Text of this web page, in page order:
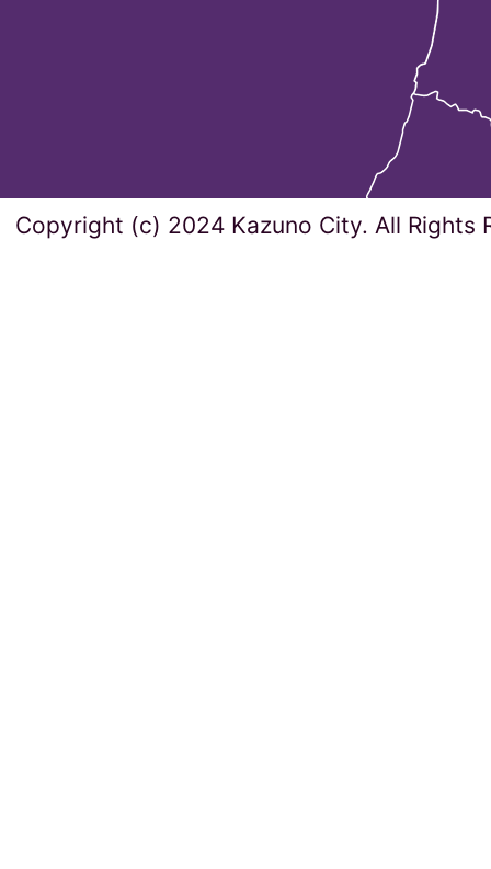
Copyright (c) 2024 Kazuno City. All Rights